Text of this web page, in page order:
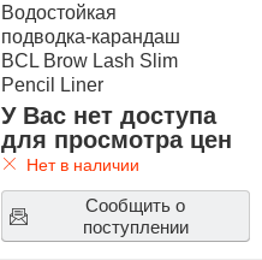
Водостойкая
подводка-карандаш
BCL Brow Lash Slim
Pencil Liner
У Вас нет доступа
для просмотра цен
Нет в наличии
Сообщить о
поступлении